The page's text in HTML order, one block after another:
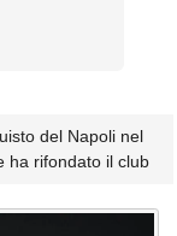
del Napoli nel
ha rifondato il club